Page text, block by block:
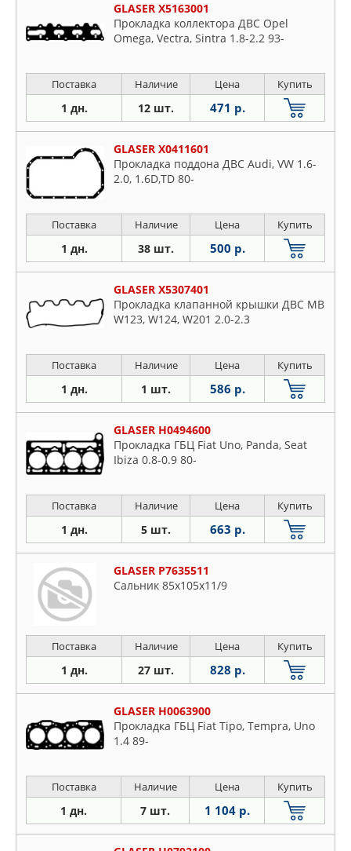
GLASER X5163001
Прокладка коллектора ДВС Opel
Omega, Vectra, Sintra 1.8-2.2 93-
Поставка Наличие Цена Купить
1 дн. 12 шт. 471 р.
GLASER X0411601
Прокладка поддона ДВС Audi, VW 1.6-
2.0, 1.6D,TD 80-
Поставка Наличие Цена Купить
1 дн. 38 шт. 500 р.
GLASER X5307401
Прокладка клапанной крышки ДВС MB
W123, W124, W201 2.0-2.3
Поставка Наличие Цена Купить
1 дн. 1 шт. 586 р.
GLASER H0494600
Прокладка ГБЦ Fiat Uno, Panda, Seat
Ibiza 0.8-0.9 80-
Поставка Наличие Цена Купить
1 дн. 5 шт. 663 р.
GLASER P7635511
Сальник 85x105x11/9
Поставка Наличие Цена Купить
1 дн. 27 шт. 828 р.
GLASER H0063900
Прокладка ГБЦ Fiat Tipo, Tempra, Uno
1.4 89-
Поставка Наличие Цена Купить
1 дн. 7 шт. 1 104 р.